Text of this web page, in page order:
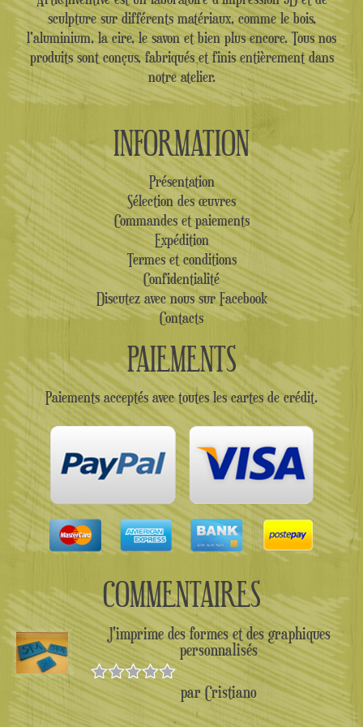
sculpture sur différents matériaux, comme le bois,
l'aluminium, la cire, le savon et bien plus encore. Tous nos
produits sont conçus, fabriqués et finis entièrement dans
notre atelier.
INFORMATION
Présentation
Sélection des œuvres
Commandes et paiements
Expédition
Termes et conditions
Confidentialité
Discutez avec nous sur Facebook
Contacts
PAIEMENTS
Paiements acceptés avec toutes les cartes de crédit.
COMMENTAIRES
J'imprime des formes et des graphiques
personnalisés
Note 5sur
5
par Cristiano